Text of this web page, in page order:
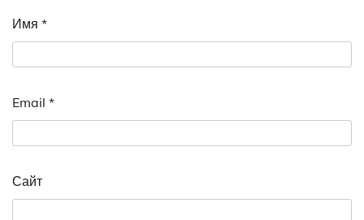
Имя *
Email *
Сайт